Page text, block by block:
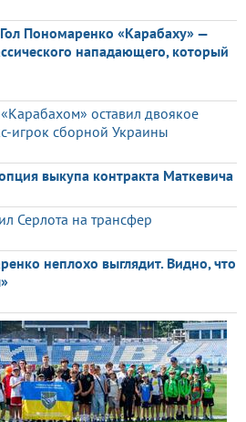
Пономаренко «Карабаху» —
нападающего, который
оставил двоякое
игрок сборной Украины
выкупа контракта Маткевича
Серлота на трансфер
неплохо выглядит. Видно, что